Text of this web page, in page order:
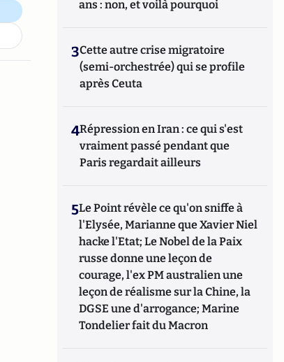
ans : non, et voilà pourquoi
3Cette autre crise migratoire
(semi-orchestrée) qui se profile
après Ceuta
4Répression en Iran : ce qui s'est
vraiment passé pendant que
Paris regardait ailleurs
5Le Point révèle ce qu'on sniffe à
l'Elysée, Marianne que Xavier Niel
hacke l'Etat; Le Nobel de la Paix
russe donne une leçon de
courage, l'ex PM australien une
leçon de réalisme sur la Chine, la
DGSE une d'arrogance; Marine
Tondelier fait du Macron